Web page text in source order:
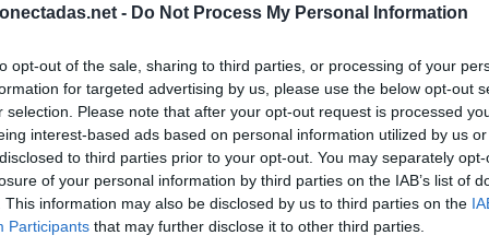
- Do Not Process My Personal Information
opt-out of the sale, sharing to third parties, or processing of your
for targeted advertising by us, please use the below opt-out
selection. Please note that after your opt-out request is processed
interest-based ads based on personal information utilized by us
to third parties prior to your opt-out. You may separately
of your personal information by third parties on the IAB’s list of
This information may also be disclosed by us to third parties on the
Participants that may further disclose it to other third parties.